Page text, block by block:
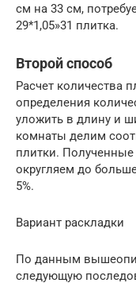
см на 33 см,
29*1,05»31 плитка.
Второй способ
Расчет количества
определения
уложить в длину и
комнаты делим
плитки. Полученные
округляем до
5%.
Вариант раскладки
По данным
следующую